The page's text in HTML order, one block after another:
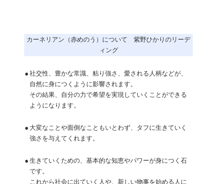
カーネリアン（赤めのう）について 紫野ひかりのリーデ
ィング
● 社交性、豊かな常識、粘り強さ、愛される人柄などが、
自然に身につくように影響されます。
その結果、自分の力で希望を実現していくことができる
ようになります。
● 大変なことや面倒なこともいとわず、タフに生きていく
強さを与えてくれます。
● 生きていくための、基本的な知恵やパワーが身につく石
です。
これから社会に出ていく人や、新しい物事を始める人に